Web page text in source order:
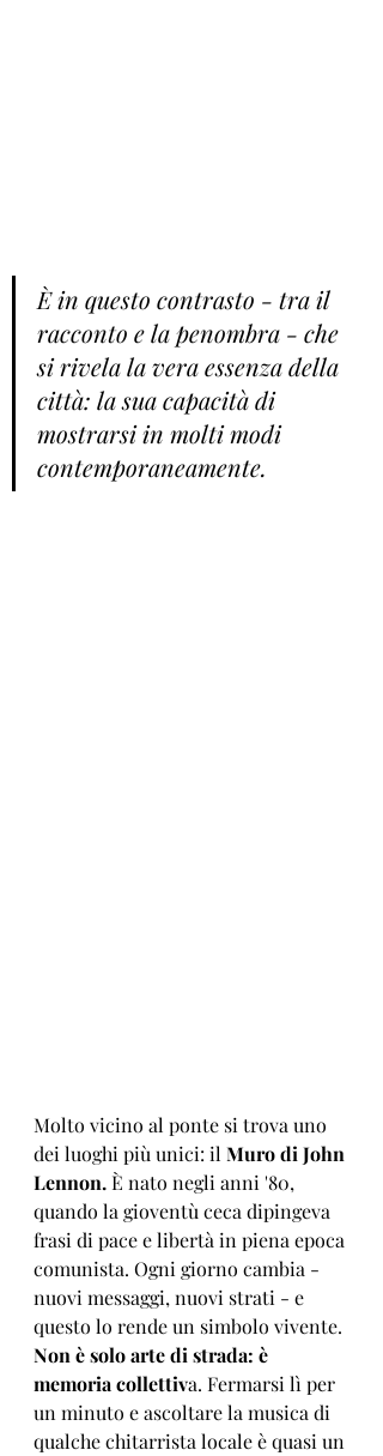
È in questo contrasto - tra il
racconto e la penombra - che
si rivela la vera essenza della
città: la sua capacità di
mostrarsi in molti modi
contemporaneamente.
Molto vicino al ponte si trova uno
dei luoghi più unici: il Muro di John
Lennon. È nato negli anni '80,
quando la gioventù ceca dipingeva
frasi di pace e libertà in piena epoca
comunista. Ogni giorno cambia -
nuovi messaggi, nuovi strati - e
questo lo rende un simbolo vivente.
Non è solo arte di strada: è
memoria collettiva. Fermarsi lì per
un minuto e ascoltare la musica di
qualche chitarrista locale è quasi un